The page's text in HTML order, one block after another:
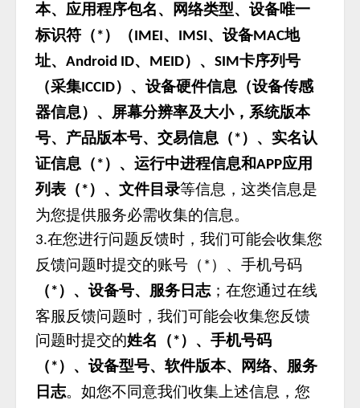
本、应用程序包名、网络类型、设备唯一
标识符（ * ）（IMEI、 IMSI、设备MAC地
址、Android ID、 MEID）、SIM卡序列号
（采集ICCID）、设备硬件信息（设备传感
器信息）、屏幕分辨率及大小，系统版本
号、产品版本号、交易信息（ * ）、实名认
证信息（ * ）、运行中进程信息和APP应用
列表（ * ）、文件目录等信息，这类信息是
为您提供服务必需收集的信息。
3.在您进行问题反馈时，我们可能会收集您
反馈问题时提交的账号（ * ）、手机号码
（ * ）、设备号、服务日志；在您通过在线
客服反馈问题时，我们可能会收集您反馈
问题时提交的姓名（ * ）、手机号码
（ * ）、设备型号、软件版本、网络、服务
日志。如您不同意我们收集上述信息，您